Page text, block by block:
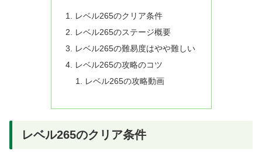
レベル265のクリア条件
レベル265のステージ概要
レベル265の難易度はやや難しい
レベル265の攻略のコツ
レベル265の攻略動画
レベル265のクリア条件